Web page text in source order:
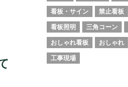
看板・サイン 禁止看板
看板照明 三角コーン
おしゃれ看板 おしゃれ
工事現場